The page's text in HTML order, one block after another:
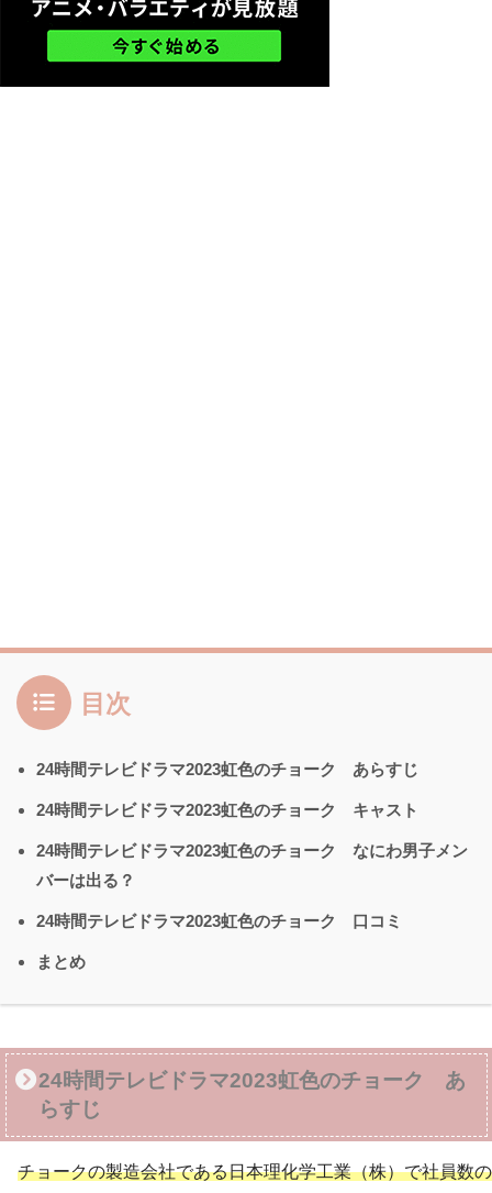
目次
24時間テレビドラマ2023虹色のチョーク あらすじ
24時間テレビドラマ2023虹色のチョーク キャスト
24時間テレビドラマ2023虹色のチョーク なにわ男子メン
バーは出る？
24時間テレビドラマ2023虹色のチョーク 口コミ
まとめ
24時間テレビドラマ2023虹色のチョーク あ
らすじ
チョークの製造会社である日本理化学工業（株）で社員数の